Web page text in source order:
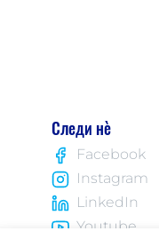
Следи нè
Facebook
Instagram
LinkedIn
Youtube